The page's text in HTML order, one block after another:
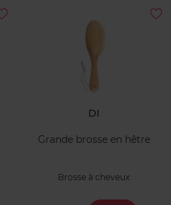
DI
Grande brosse en hêtre
Brosse à cheveux